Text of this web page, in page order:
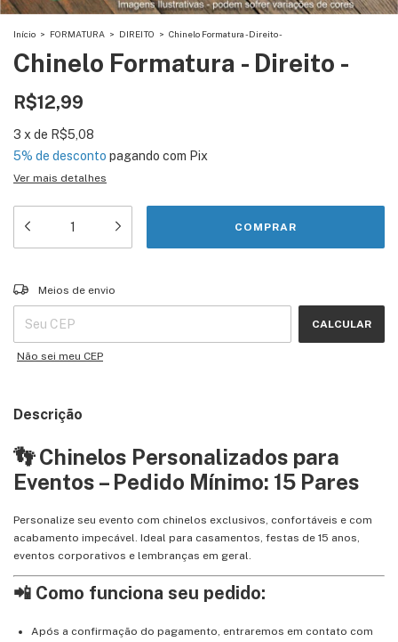
Início > FORMATURA > DIREITO > Chinelo Formatura - Direito -
Chinelo Formatura - Direito -
R$12,99
3 x de R$5,08
5% de desconto pagando com Pix
Ver mais detalhes
Entregas para o CEP:
Meios de envio
CALCULAR
Não sei meu CEP
Descrição
👣 Chinelos Personalizados para
Eventos – Pedido Mínimo: 15 Pares
Personalize seu evento com chinelos exclusivos, confortáveis e com
acabamento impecável. Ideal para casamentos, festas de 15 anos,
eventos corporativos e lembranças em geral.
📲 Como funciona seu pedido:
Após a confirmação do pagamento, entraremos em contato com